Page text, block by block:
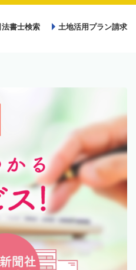
法書士検索 土地活用プラン請求